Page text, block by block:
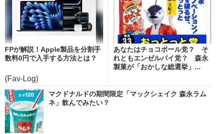
FPが解説！Apple製品を分割手
数料0円で入手する方法とは？
(Fav-Log)
あなたはチョコボール党？ そ
れともエンゼルパイ党？ 森永
製菓が「おかしな総選挙」...
マクドナルドの期間限定「マックシェイク 森永ラム
ネ」飲んでみたい？